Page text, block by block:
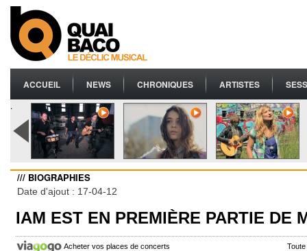
ACCUEIL NEWS CHRONIQUES ARTISTES
.
/// BIOGRAPHIES
Date d'ajout : 17-04-12
IAM EST EN PREMIÈRE PARTIE DE
Acheter vos places de concerts